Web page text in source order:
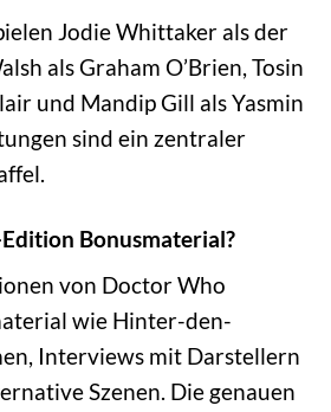
Jodie Whittaker als der
als Graham O’Brien, Tosin
und Mandip Gill als Yasmin
sind ein zentraler
Bonusmaterial?
von Doctor Who
wie Hinter-den-
Interviews mit Darstellern
Szenen. Die genauen